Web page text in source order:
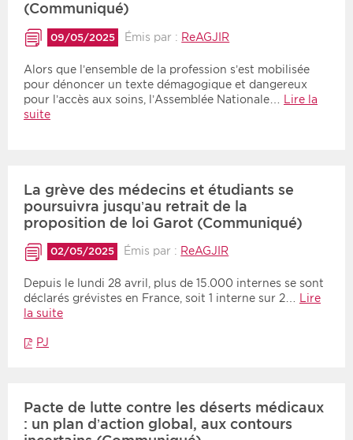
(Communiqué)
09/05/2025 Émis par : ReAGJIR
Alors que l’ensemble de la profession s’est mobilisée
pour dénoncer un texte démagogique et dangereux
pour l’accès aux soins, l’Assemblée Nationale…
Lire la
suite
La grève des médecins et étudiants se
poursuivra jusqu’au retrait de la
proposition de loi Garot (Communiqué)
02/05/2025 Émis par : ReAGJIR
Depuis le lundi 28 avril, plus de 15.000 internes se sont
déclarés grévistes en France, soit 1 interne sur 2…
Lire
la suite
PJ
Pacte de lutte contre les déserts médicaux
: un plan d’action global, aux contours